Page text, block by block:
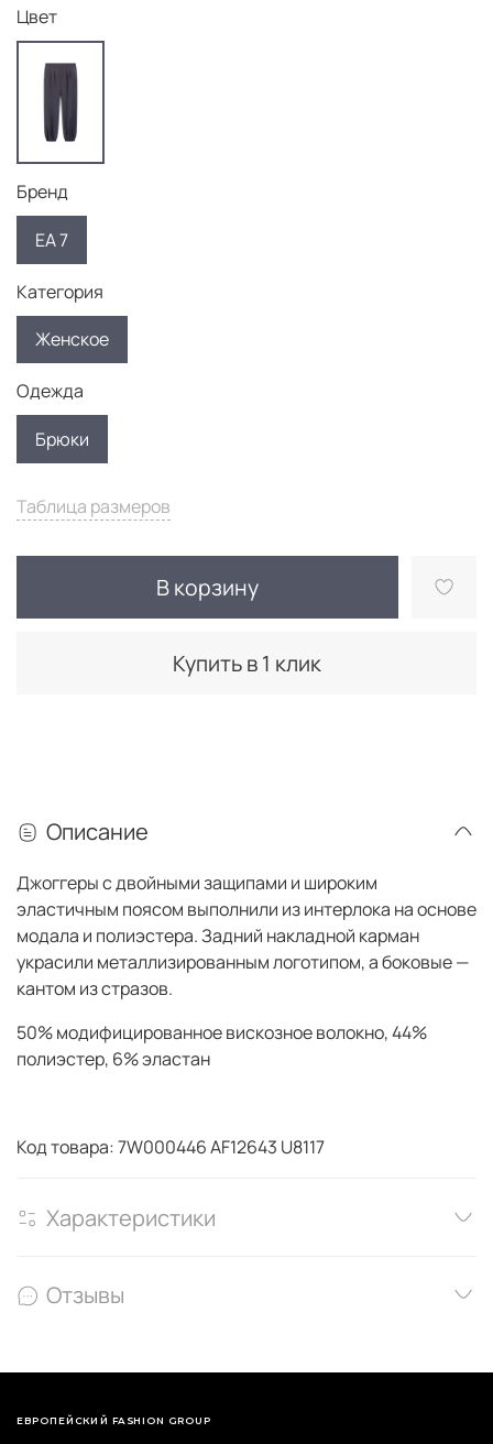
Таблица размеров
В корзину
Купить в 1 клик
Цвет
Бренд
EA 7
Категория
Женское
Одежда
Брюки
Описание
Джоггеры с двойными защипами и широким
эластичным поясом выполнили из интерлока на основе
модала и полиэстера. Задний накладной карман
украсили металлизированным логотипом, а боковые —
кантом из стразов.
50% модифицированное вискозное волокно, 44%
полиэстер, 6% эластан
Код товара: 7W000446 AF12643 U8117
Характеристики
Отзывы
ЕВРОПЕЙСКИЙ FASHION GROUP